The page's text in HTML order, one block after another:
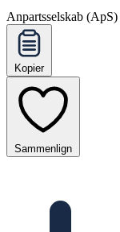
Anpartsselskab (ApS)
Kopier
Sammenlign